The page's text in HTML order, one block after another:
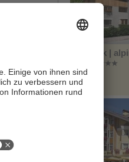
März
ein
samt
Zin Park |
CIN +
Innichen